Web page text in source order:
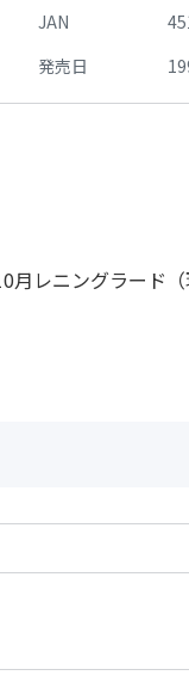
JAN
発売日
レニングラード